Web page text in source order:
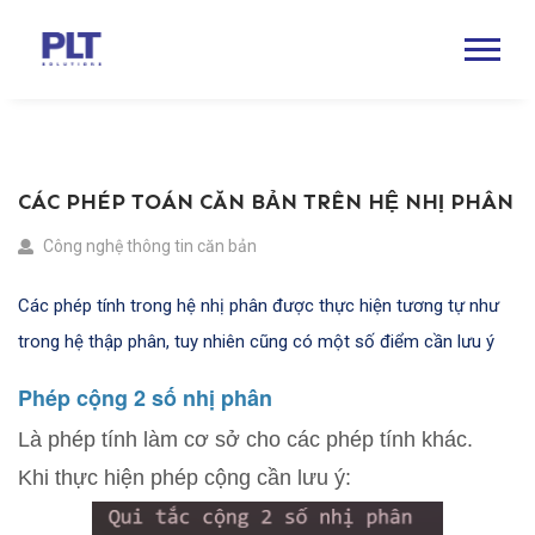
CÁC PHÉP TOÁN CĂN BẢN TRÊN HỆ NHỊ PHÂN
Công nghệ thông tin căn bản
Các phép tính trong hệ nhị phân được thực hiện tương tự như
trong hệ thập phân, tuy nhiên cũng có một số điểm cần lưu ý
Phép cộng 2 số nhị phân
Là phép tính làm cơ sở cho các phép tính khác.
Khi thực hiện phép cộng cần lưu ý: